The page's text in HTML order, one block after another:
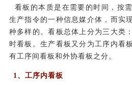
看板的本质是在需要的时间，按
生产指令的一种信息媒介体，而实
种多样的。看板总体上分为三大类
时看板。生产看板又分为工序内看
有工序间看板和外协看板之分。
1、工序内看板